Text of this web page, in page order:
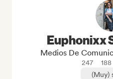
Euphonixx
Medios De
247 188
(Muy)